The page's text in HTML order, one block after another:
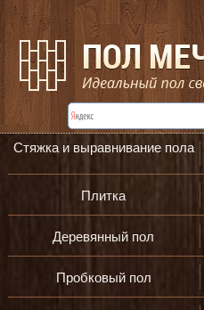
Стяжка и выравнивание пола
Плитка
Деревянный пол
Пробковый пол